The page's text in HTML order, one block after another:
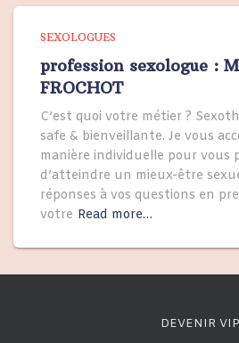
SEXOLOGUES
profession sexologue :
FROCHOT
C’est quoi votre métier ?
safe & bienveillante. Je vous
manière individuelle pour vous
d’atteindre un mieux-être
réponses à vos questions en
votre Read more…
DEVENIR VIP